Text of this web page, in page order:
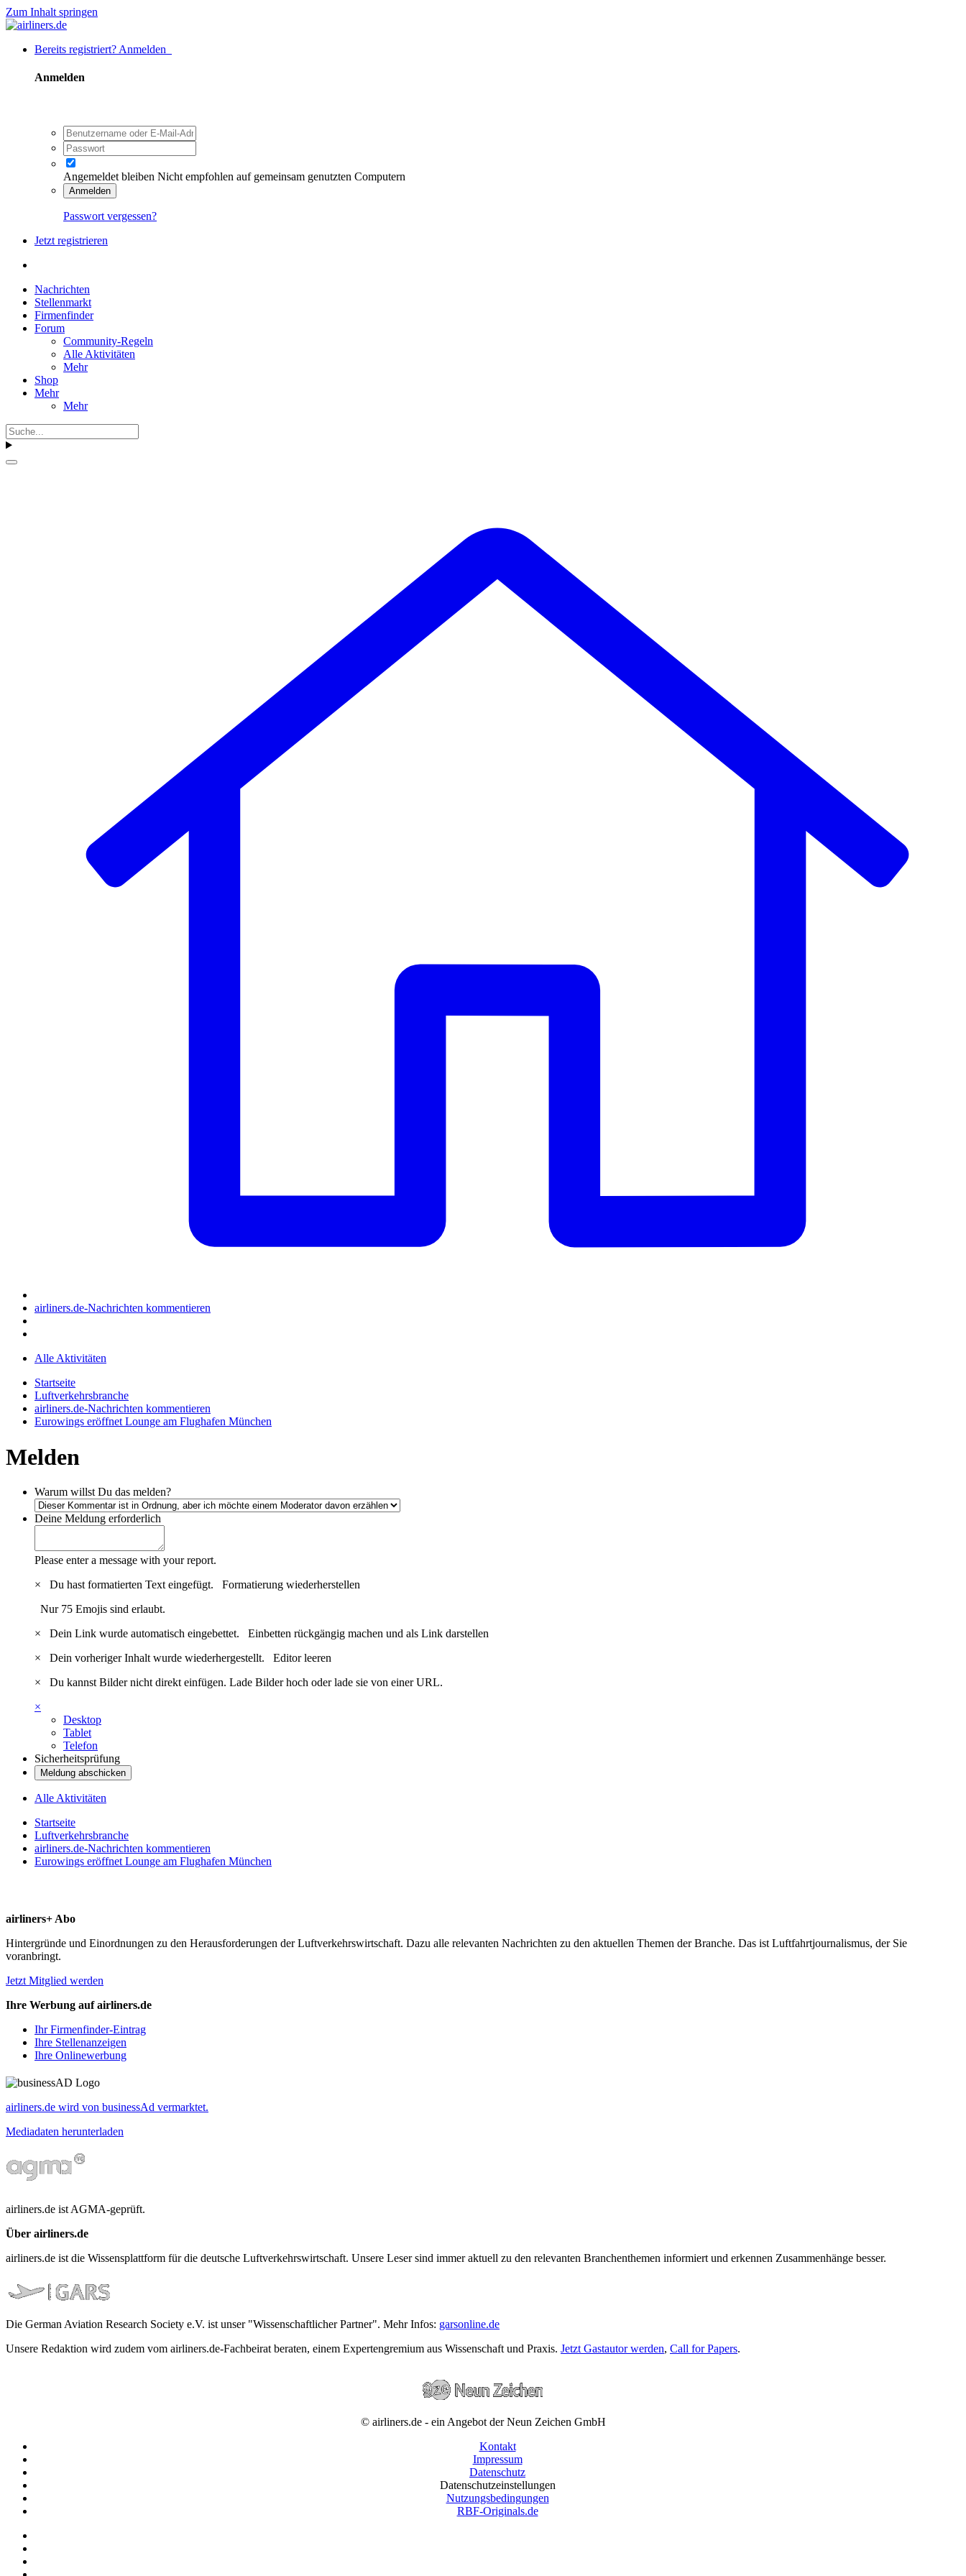
Zum Inhalt springen
Bereits registriert? Anmelden
Anmelden
Angemeldet bleiben Nicht empfohlen auf gemeinsam genutzten Computern
Anmelden
Passwort vergessen?
Jetzt registrieren
Nachrichten
Stellenmarkt
Firmenfinder
Forum
Community-Regeln
Alle Aktivitäten
Mehr
Shop
Mehr
Mehr
airliners.de-Nachrichten kommentieren
Alle Aktivitäten
Startseite
Luftverkehrsbranche
airliners.de-Nachrichten kommentieren
Eurowings eröffnet Lounge am Flughafen München
Melden
Warum willst Du das melden?
Deine Meldung erforderlich
Please enter a message with your report.
×
Du hast formatierten Text eingefügt. Formatierung wiederherstellen
Nur 75 Emojis sind erlaubt.
×
Dein Link wurde automatisch eingebettet. Einbetten rückgängig machen und als Link darstellen
×
Dein vorheriger Inhalt wurde wiederhergestellt. Editor leeren
×
Du kannst Bilder nicht direkt einfügen. Lade Bilder hoch oder lade sie von einer URL.
×
Desktop
Tablet
Telefon
Sicherheitsprüfung
Meldung abschicken
Alle Aktivitäten
Startseite
Luftverkehrsbranche
airliners.de-Nachrichten kommentieren
Eurowings eröffnet Lounge am Flughafen München
airliners+ Abo
Hintergründe und Einordnungen zu den Herausforderungen der Luftverkehrswirtschaft. Dazu alle relevanten Nachrichten zu den aktuellen Themen der Branche. Das ist Luftfahrtjournalismus, der Sie
voranbringt.
Jetzt Mitglied werden
Ihre Werbung auf airliners.de
Ihr Firmenfinder-Eintrag
Ihre Stellenanzeigen
Ihre Onlinewerbung
airliners.de wird von businessAd vermarktet.
Mediadaten herunterladen
airliners.de ist AGMA-geprüft.
Über airliners.de
airliners.de ist die Wissensplattform für die deutsche Luftverkehrswirtschaft. Unsere Leser sind immer aktuell zu den relevanten Branchenthemen informiert und erkennen Zusammenhänge besser.
Die German Aviation Research Society e.V. ist unser "Wissenschaftlicher Partner". Mehr Infos: garsonline.de
Unsere Redaktion wird zudem vom airliners.de-Fachbeirat beraten, einem Expertengremium aus Wissenschaft und Praxis. Jetzt Gastautor werden, Call for Papers.
© airliners.de - ein Angebot der Neun Zeichen GmbH
Kontakt
Impressum
Datenschutz
Datenschutzeinstellungen
Nutzungsbedingungen
RBF-Originals.de